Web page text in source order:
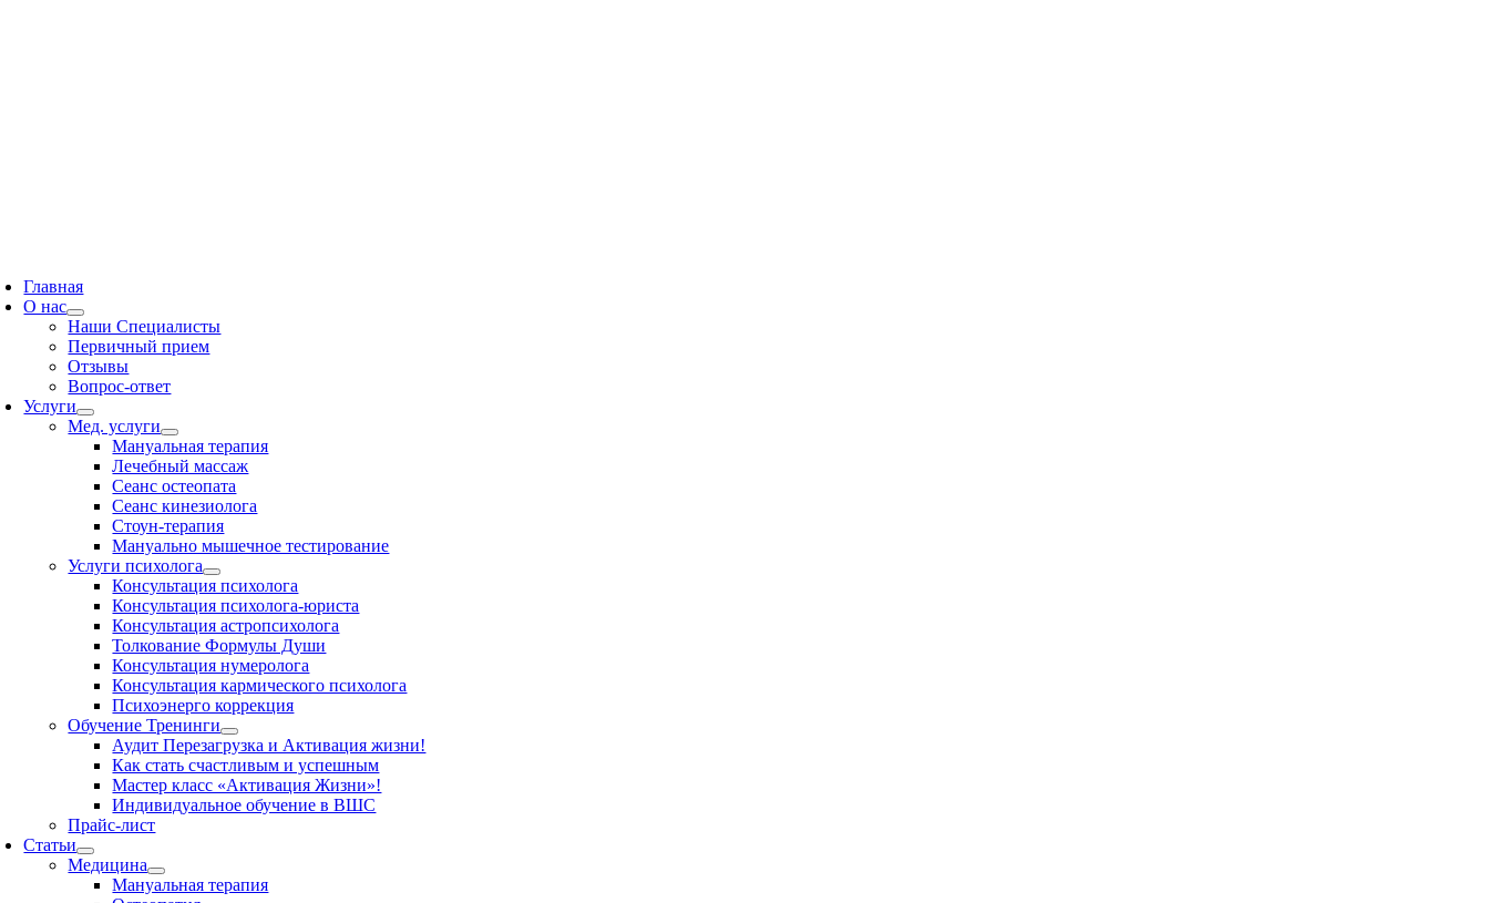
Главная
О нас
Наши Специалисты
Первичный прием
Отзывы
Вопрос-ответ
Услуги
Мед. услуги
Мануальная терапия
Лечебный массаж
Сеанс остеопата
Сеанс кинезиолога
Стоун-терапия
Мануально мышечное тестирование
Услуги психолога
Консультация психолога
Консультация психолога-юриста
Консультация астропсихолога
Толкование Формулы Души
Консультация нумеролога
Консультация кармического психолога
Психоэнерго коррекция
Обучение Тренинги
Аудит Перезагрузка и Активация жизни!
Как стать счастливым и успешным
Мастер класс «Активация Жизни»!
Индивидуальное обучение в ВШС
Прайс-лист
Статьи
Медицина
Мануальная терапия